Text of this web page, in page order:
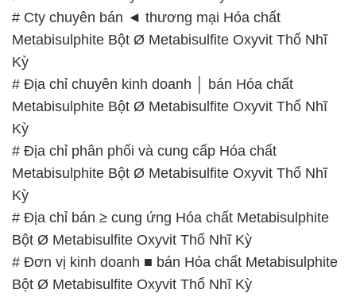
# Cty chuyên bán ◄ thương mại Hóa chất
Metabisulphite Bột Ø Metabisulfite Oxyvit Thổ Nhĩ
Kỳ
# Địa chỉ chuyên kinh doanh │ bán Hóa chất
Metabisulphite Bột Ø Metabisulfite Oxyvit Thổ Nhĩ
Kỳ
# Địa chỉ phân phối và cung cấp Hóa chất
Metabisulphite Bột Ø Metabisulfite Oxyvit Thổ Nhĩ
Kỳ
# Địa chỉ bán ≥ cung ứng Hóa chất Metabisulphite
Bột Ø Metabisulfite Oxyvit Thổ Nhĩ Kỳ
# Đơn vị kinh doanh ■ bán Hóa chất Metabisulphite
Bột Ø Metabisulfite Oxyvit Thổ Nhĩ Kỳ